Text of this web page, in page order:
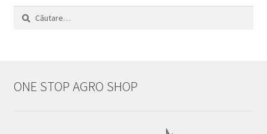
Caută
ONE STOP AGRO SHOP